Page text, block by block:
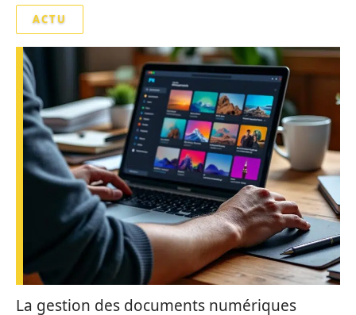
ACTU
La gestion des documents numériques